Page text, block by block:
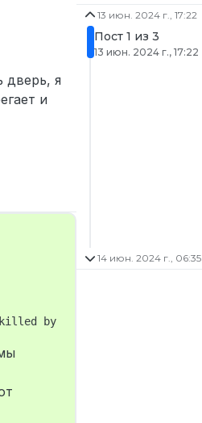
дверь, я
и
13 июн. 2024 г., 17:22
Пост 1 из 3
13 июн. 2024 г., 17:22
14 июн. 2024 г., 06:35